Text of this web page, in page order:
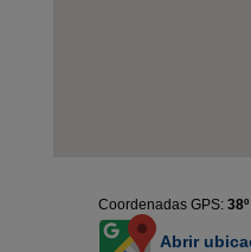
Coordenadas GPS:
Abrir